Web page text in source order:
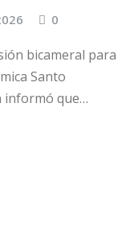
0
bicameral para
Santo
informó que…